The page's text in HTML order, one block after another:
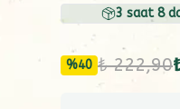
3 saat 8
%40 ₺ 222,90